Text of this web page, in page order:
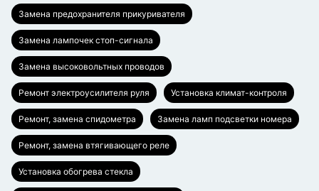
Замена предохранителя прикуривателя
Замена лампочек стоп-сигнала
Замена высоковольтных проводов
Ремонт электроусилителя руля Установка климат-контроля
Ремонт, замена спидометра Замена ламп подсветки номера
Ремонт, замена втягивающего реле
Установка обогрева стекла